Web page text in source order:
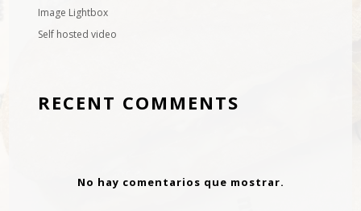
Image Lightbox
Self hosted video
RECENT COMMENTS
No hay comentarios que mostrar.